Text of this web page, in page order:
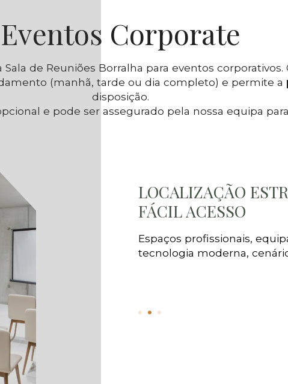
Eventos Corporate
de Reuniões Borralha para eventos corporativos.
(manhã, tarde ou dia completo) e permite a
disposição.
e pode ser assegurado pela nossa equipa
LOCALIZAÇÃO
FÁCIL ACESSO
Espaços profissionais,
tecnologia moderna,